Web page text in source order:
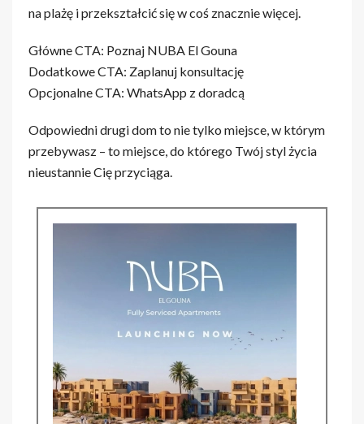
na plażę i przekształcić się w coś znacznie więcej.
Główne CTA: Poznaj NUBA El Gouna
Dodatkowe CTA: Zaplanuj konsultację
Opcjonalne CTA: WhatsApp z doradcą
Odpowiedni drugi dom to nie tylko miejsce, w którym
przebywasz – to miejsce, do którego Twój styl życia
nieustannie Cię przyciąga.